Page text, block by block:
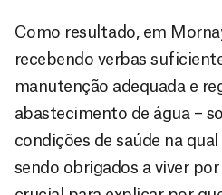
Como resultado, em
recebendo verbas
manutenção adequada e
abastecimento de água –
condições de saúde na
sendo obrigados a viver